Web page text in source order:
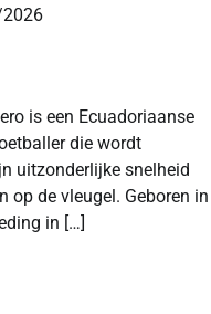
is een Ecuadoriaanse
die wordt
uitzonderlijke snelheid
op de vleugel. Geboren in
in […]